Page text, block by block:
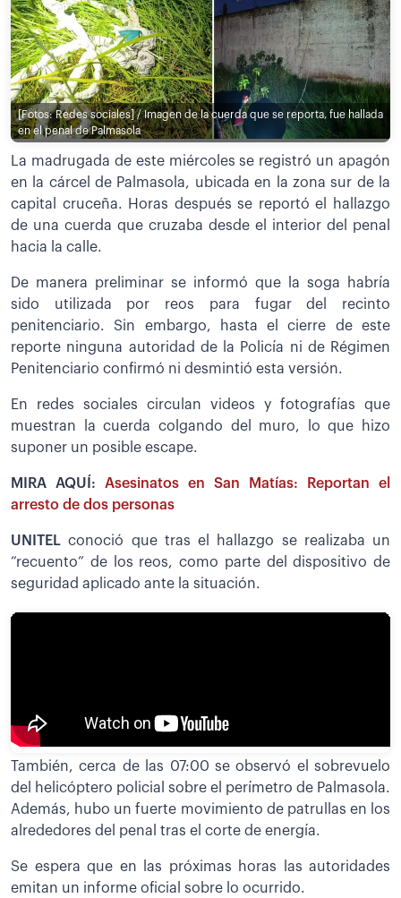
[Fotos: Redes sociales] / Imagen de la cuerda que se reporta, fue hallada
en el penal de Palmasola
La madrugada de este miércoles se registró un apagón
en la cárcel de Palmasola, ubicada en la zona sur de la
capital cruceña. Horas después se reportó el hallazgo
de una cuerda que cruzaba desde el interior del penal
hacia la calle.
De manera preliminar se informó que la soga habría
sido utilizada por reos para fugar del recinto
penitenciario. Sin embargo, hasta el cierre de este
reporte ninguna autoridad de la Policía ni de Régimen
Penitenciario confirmó ni desmintió esta versión.
En redes sociales circulan videos y fotografías que
muestran la cuerda colgando del muro, lo que hizo
suponer un posible escape.
MIRA AQUÍ: Asesinatos en San Matías: Reportan el
arresto de dos personas
UNITELconoció que tras el hallazgo se realizaba un
“recuento” de los reos, como parte del dispositivo de
seguridad aplicado ante la situación.
También, cerca de las 07:00 se observó el sobrevuelo
del helicóptero policial sobre el perímetro de Palmasola.
Además, hubo un fuerte movimiento de patrullas en los
alrededores del penal tras el corte de energía.
Se espera que en las próximas horas las autoridades
emitan un informe oficial sobre lo ocurrido.